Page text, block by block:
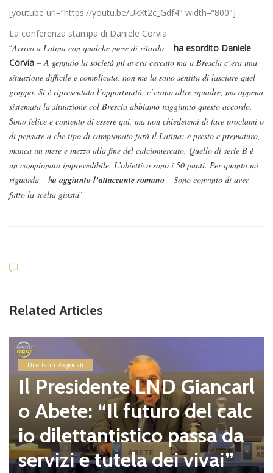
[youtube url=”https://youtu.be/UkXt2c_Gdf4″ width=”800″]
La conferenza stampa di Daniele Corvia
“Arrivo a Latina con qualche mese di ritardo – ha esordito Daniele
Corvia – A gennaio la società mi aveva cercato ma a Brescia c’era una
situazione difficile e complicata, non me la sono sentita di lasciare quel
gruppo. Si è ripresentata l’opportunità, c’erano altre squadre, ma appena
sistemata la situazione col Brescia abbiamo raggiunto questo accordo.
Sono felice e contento di essere qui, ma non chiedetemi di fare proclami o
di pensare a che tipo di campionato farà il Latina: è presto e prematuro,
manca un mese e mezzo alla fine del calciomercato. Quello di serie B è
un campionato imprevedibile. L’obiettivo sono i 50 punti. Per quanto mi
riguarda – ha aggiunto l’attaccante romano – Sono convinto di aver
fatto la scelta giusta”.
Related Articles
Dilettanti Regionali
Il Presidente LND Giancarl
o Abete: “Il futuro del calc
io dilettantistico passa da
servizi e tutela dei vivai”